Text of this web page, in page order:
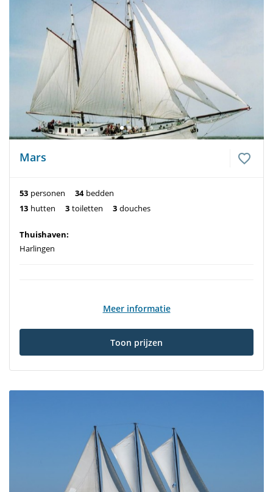
Mars
53 personen 34 bedden
13 hutten 3 toiletten 3 douches
Thuishaven:
Harlingen
Meer informatie
Toon prijzen